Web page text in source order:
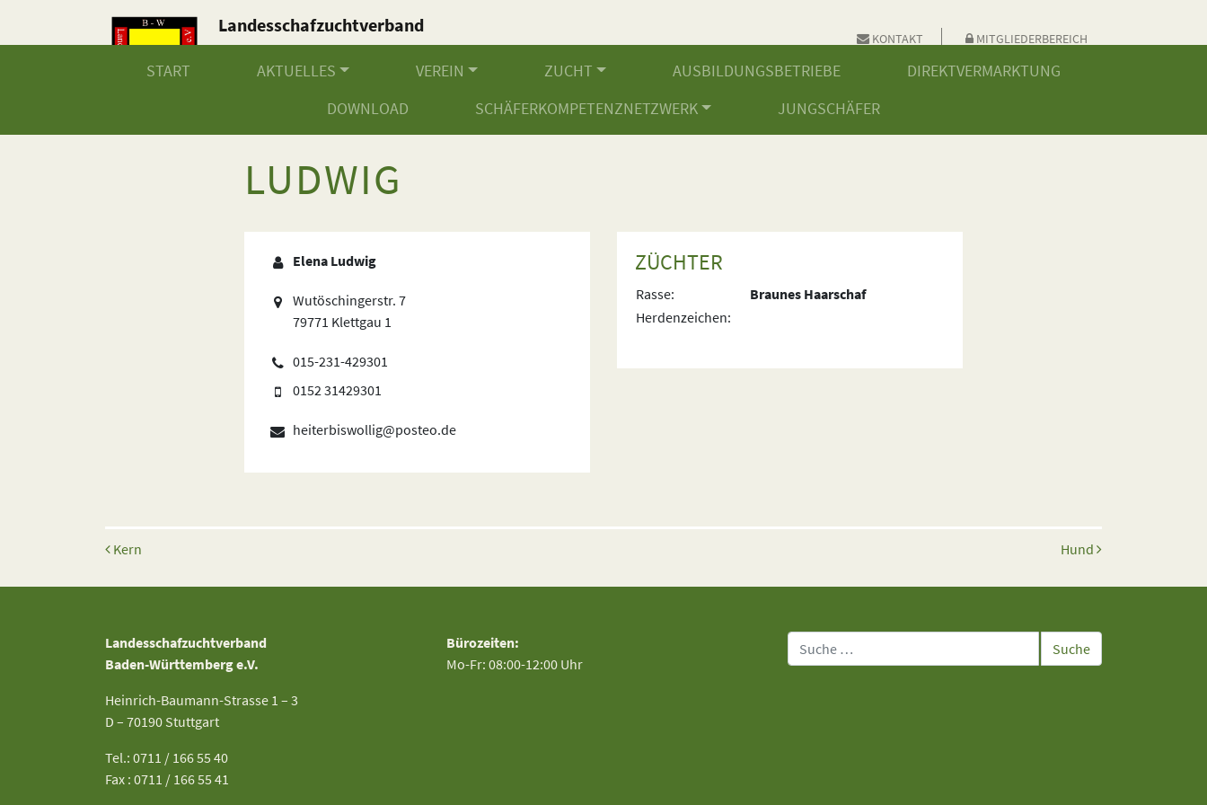
Landesschafzuchtverband
Baden-Württemberg e.V.
KONTAKT MITGLIEDERBEREICH
START AKTUELLES VEREIN ZUCHT AUSBILDUNGSBETRIEBE
DIREKTVERMARKTUNG
DOWNLOAD
SCHÄFERKOMPETENZNETZWERK JUNGSCHÄFER
LUDWIG
Elena Ludwig
Wutöschingerstr. 7
79771 Klettgau 1
015-231-429301
0152 31429301
heiterbiswollig@posteo.de
ZÜCHTER
Rasse:
Braunes Haarschaf
Herdenzeichen:
Beitrags-Navigation
Kern Hund
Landesschafzuchtverband
Baden-Württemberg e.V.
Heinrich-Baumann-Strasse 1 – 3
D – 70190 Stuttgart
Tel.: 0711 / 166 55 40
Fax : 0711 / 166 55 41
Bürozeiten:
Mo-Fr: 08:00-12:00 Uhr
Suche